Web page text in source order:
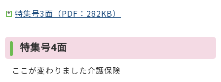
特集号3面（PDF：282KB）
特集号4面
ここが変わりました介護保険